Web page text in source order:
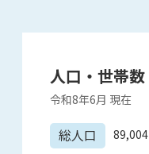
人口・世帯数
令和8年6月 現在
総人口 89,004